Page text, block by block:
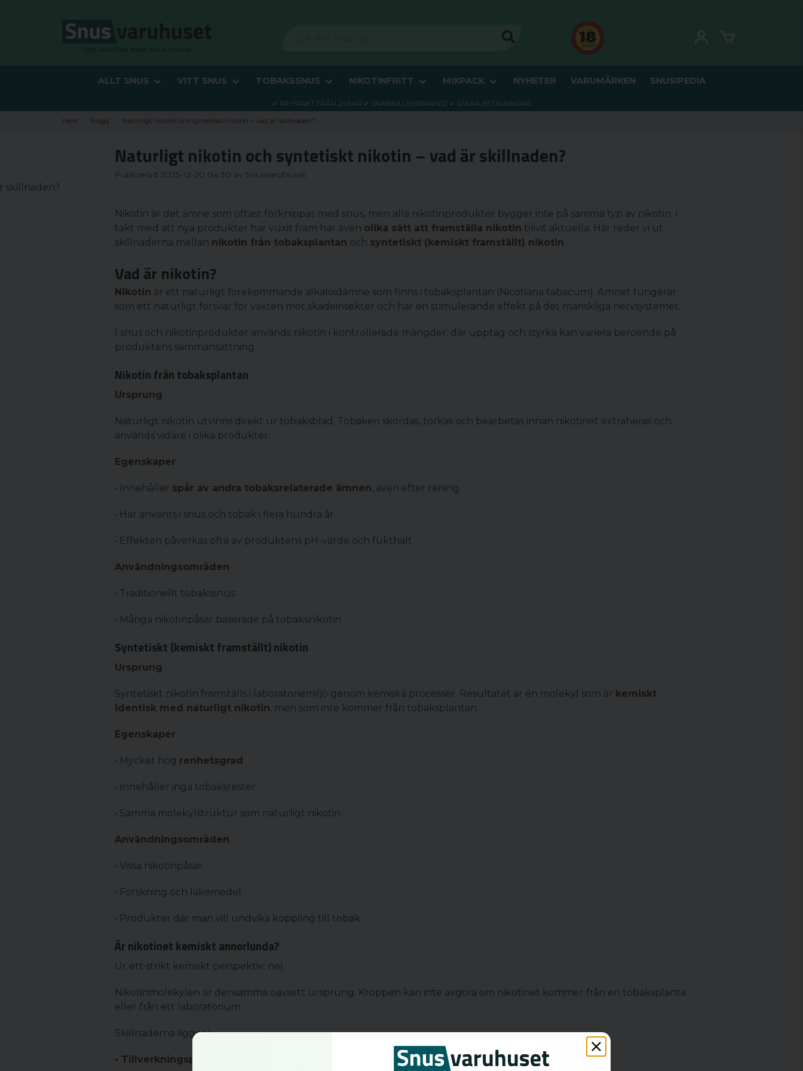
ALLT SNUS VITT SNUS TOBAKSSNUS NIKOTINFRITT MIXPACK NYHETER VARUMÄRKEN SNUSIPEDIA
✔ FRI FRAKT FRÅN 249 KR ✔ SNABBA LEVERANSER ✔ SÄKRA BETALNINGAR
Hem Blogg Naturligt nikotin och syntetiskt nikotin – vad är skillnaden?
Naturligt nikotin och syntetiskt nikotin – vad är skillnaden?
Publicerad 2025-12-20 04:30 av Snusvaruhuset
Nikotin är det ämne som oftast förknippas med snus, men alla nikotinprodukter bygger inte på samma typ av nikotin. I
takt med att nya produkter har vuxit fram har även olika sätt att framställa nikotin blivit aktuella. Här reder vi ut
skillnaderna mellan nikotin från tobaksplantan och syntetiskt (kemiskt framställt) nikotin
Vad är nikotin?
Nikotin är ett naturligt förekommande alkaloidämne som finns i tobaksplantan (Nicotiana tabacum). Ämnet fungerar
som ett naturligt försvar för växten mot skadeinsekter och har en stimulerande effekt på det mänskliga nervsystemet.
I snus och nikotinprodukter används nikotin i kontrollerade mängder, där upptag och styrka kan variera beroende på
produktens sammansättning.
Nikotin från tobaksplantan
Ursprung
Naturligt nikotin utvinns direkt ur tobaksblad. Tobaken skördas, torkas och bearbetas innan nikotinet extraheras och
används vidare i olika produkter.
Egenskaper
• Innehåller spår av andra tobaksrelaterade ämnen , även efter rening
• Har använts i snus och tobak i flera hundra år
• Effekten påverkas ofta av produktens pH-värde och fukthalt
Användningsområden
• Traditionellt tobakssnus
• Många nikotinpåsar baserade på tobaksnikotin
Syntetiskt (kemiskt framställt) nikotin
Ursprung
Syntetiskt nikotin framställs i laboratoriemiljö genom kemiska processer. Resultatet är en molekyl som är kemiskt
identisk med naturligt nikotin , men som inte kommer från tobaksplantan.
Egenskaper
• Mycket hög renhetsgrad
• Innehåller inga tobaksrester
• Samma molekylstruktur som naturligt nikotin
Användningsområden
• Vissa nikotinpåsar
• Forskning och läkemedel
• Produkter där man vill undvika koppling till tobak
Är nikotinet kemiskt annorlunda?
Ur ett strikt kemiskt perspektiv: nej.
Nikotinmolekylen är densamma oavsett ursprung. Kroppen kan inte avgöra om nikotinet kommer från en tobaksplanta
eller från ett laboratorium.
Skillnaderna ligger i:
• Tillverkningsprocessen